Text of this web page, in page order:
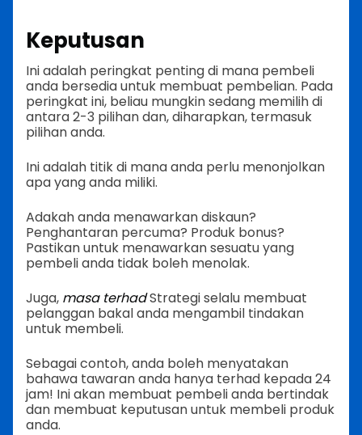
Keputusan
Ini adalah peringkat penting di mana pembeli
anda bersedia untuk membuat pembelian. Pada
peringkat ini, beliau mungkin sedang memilih di
antara 2-3 pilihan dan, diharapkan, termasuk
pilihan anda.
Ini adalah titik di mana anda perlu menonjolkan
apa yang anda miliki.
Adakah anda menawarkan diskaun?
Penghantaran percuma? Produk bonus?
Pastikan untuk menawarkan sesuatu yang
pembeli anda tidak boleh menolak.
Juga, masa terhadStrategi selalu membuat
pelanggan bakal anda mengambil tindakan
untuk membeli.
Sebagai contoh, anda boleh menyatakan
bahawa tawaran anda hanya terhad kepada 24
jam! Ini akan membuat pembeli anda bertindak
dan membuat keputusan untuk membeli produk
anda.